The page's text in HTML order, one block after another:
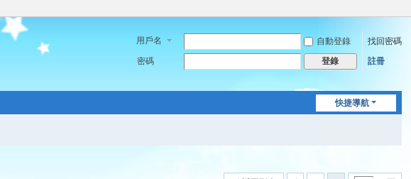
用戶名 自動登錄
找回密碼
密碼
登錄 註冊
快捷導航